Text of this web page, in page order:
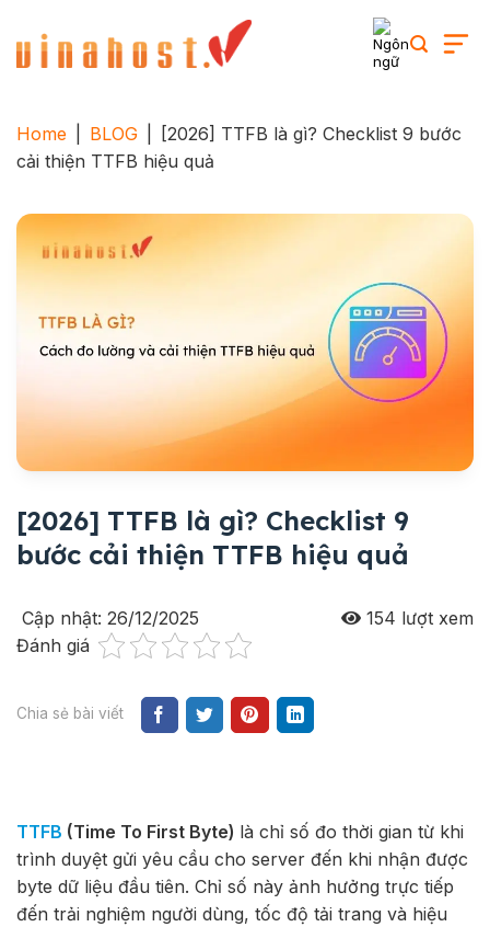
content
Home BLOG
[2026] TTFB là gì? Checklist 9 bước
cải thiện TTFB hiệu quả
[2026] TTFB là gì? Checklist 9
bước cải thiện TTFB hiệu quả
Cập nhật: 26/12/2025 154 lượt xem
Đánh giá
Chia sẻ bài viết
TTFB (Time To First Byte) là chỉ số đo thời gian từ khi
trình duyệt gửi yêu cầu cho server đến khi nhận được
byte dữ liệu đầu tiên. Chỉ số này ảnh hưởng trực tiếp
đến trải nghiệm người dùng, tốc độ tải trang và hiệu